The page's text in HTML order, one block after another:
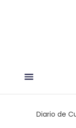
Diario de